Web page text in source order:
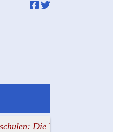
Die Verantwortlichen